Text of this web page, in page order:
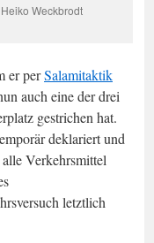
Weckbrodt
er perSalamitaktik
auch eine der drei
gestrichen hat.
deklariert und
Verkehrsmittel
letztlich